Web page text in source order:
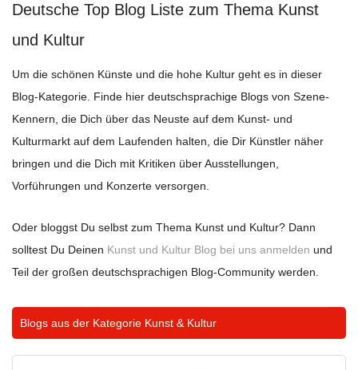
Deutsche Top Blog Liste zum Thema Kunst
und Kultur
Um die schönen Künste und die hohe Kultur geht es in dieser
Blog-Kategorie. Finde hier deutschsprachige Blogs von Szene-
Kennern, die Dich über das Neuste auf dem Kunst- und
Kulturmarkt auf dem Laufenden halten, die Dir Künstler näher
bringen und die Dich mit Kritiken über Ausstellungen,
Vorführungen und Konzerte versorgen.
Oder bloggst Du selbst zum Thema Kunst und Kultur? Dann
solltest Du Deinen Kunst und Kultur Blog bei uns anmelden und
Teil der großen deutschsprachigen Blog-Community werden.
Blogs aus der Kategorie Kunst & Kultur